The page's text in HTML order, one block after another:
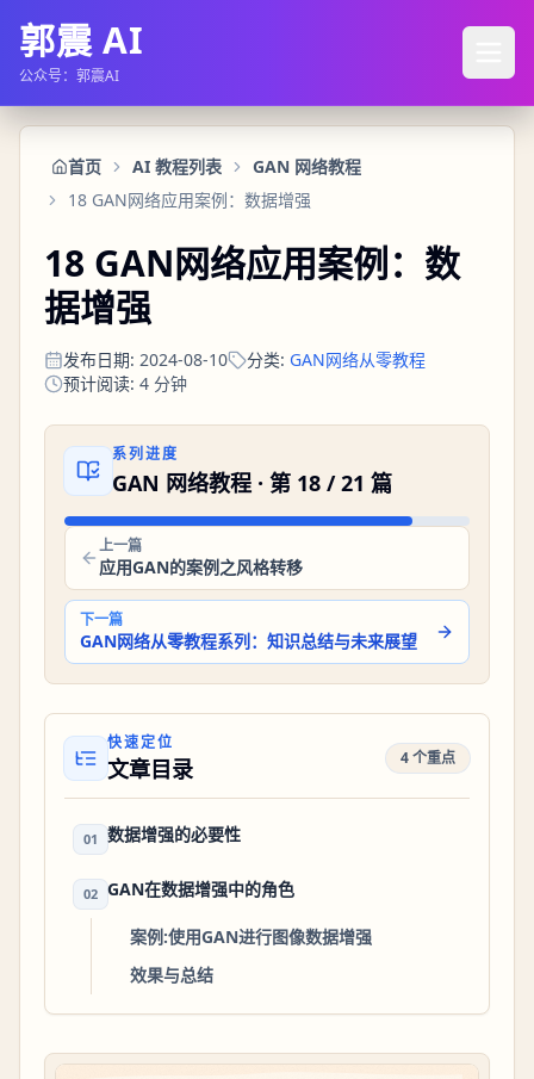
郭震 AI
公众号：郭震AI
首页 AI 教程列表
GAN 网络教程
18 GAN网络应用案例：数据增强
18 GAN网络应用案例：数
据增强
发布日期: 2024-08-10 分类: GAN网络从零教程
预计阅读: 4 分钟
系列进度
GAN 网络教程 · 第 18 /21 篇
上一篇
应用GAN的案例之风格转移
下一篇
GAN网络从零教程系列：知识总结与未来展望
快速定位
文章目录 4 个重点
01 数据增强的必要性
02 GAN在数据增强中的角色
案例:使用GAN进行图像数据增强
效果与总结